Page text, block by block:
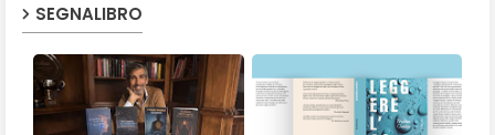
SEGNALIBRO